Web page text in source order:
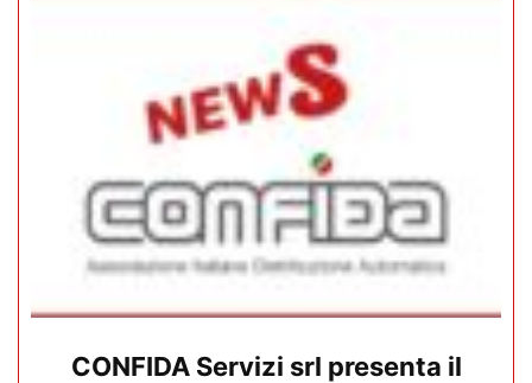
CONFIDA Servizi srl presenta il